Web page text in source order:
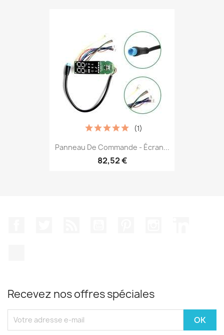
Panneau De Commande - Écran...
82,52 €
(1)
Recevez nos offres spéciales